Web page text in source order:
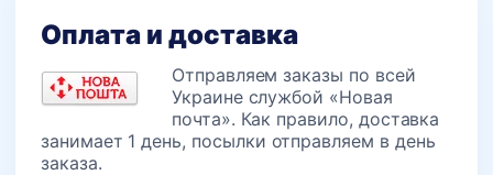
Оплата и доставка
Отправляем заказы по всей
Украине службой «Новая
почта». Как правило, доставка
занимает 1 день, посылки отправляем в день
заказа.